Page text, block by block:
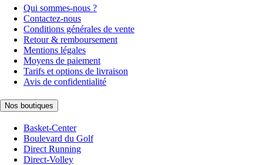
Qui sommes-nous ?
Contactez-nous
Conditions générales de vente
Retour & remboursement
Mentions légales
Moyens de paiement
Tarifs et options de livraison
Avis de confidentialité
Nos boutiques
Basket-Center
Boulevard du Golf
Direct Running
Direct-Volley